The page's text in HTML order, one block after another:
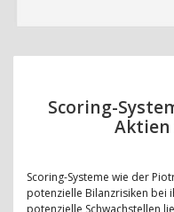
Scoring-
Aktien
Scoring-Systeme wie der
potenzielle Bilanzrisiken bei